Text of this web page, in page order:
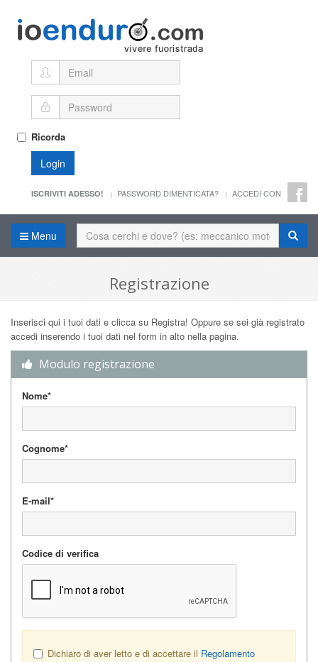
Ricorda
Login
ISCRIVITI ADESSO! PASSWORD DIMENTICATA? ACCEDI CON
Menu
Registrazione
Inserisci qui i tuoi dati e clicca su Registra! Oppure se sei già registrato
accedi inserendo i tuoi dati nel form in alto nella pagina.
Modulo registrazione
Nome*
Cognome*
E-mail*
Codice di verifica
Dichiaro di aver letto e di accettare il Regolamento